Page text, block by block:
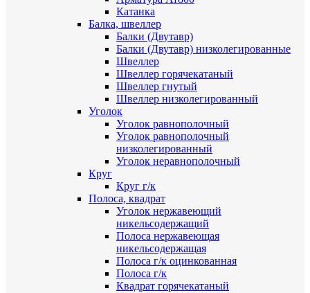
Катанка
Балка, швеллер
Балки (Двутавр)
Балки (Двутавр) низколегированные
Швеллер
Швеллер горячекатаный
Швеллер гнутый
Швеллер низколегированный
Уголок
Уголок равнополочный
Уголок равнополочный
низколегированный
Уголок неравнополочный
Круг
Круг г/к
Полоса, квадрат
Уголок нержавеющий
никельсодержащий
Полоса нержавеющая
никельсодержащая
Полоса г/к оцинкованная
Полоса г/к
Квадрат горячекатаный